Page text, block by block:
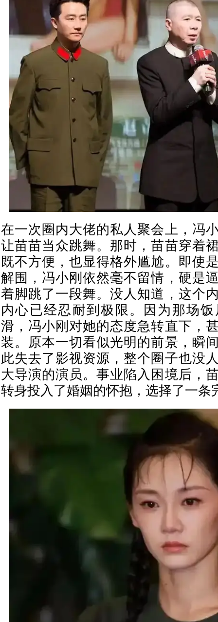
在一次圈内大佬的私人聚会上，冯
让苗苗当众跳舞。那时，苗苗穿着
既不方便，也显得格外尴尬。即使
解围，冯小刚依然毫不留情，硬是
着脚跳了一段舞。没人知道，这个
内心已经忍耐到极限。因为那场
滑，冯小刚对她的态度急转直下，
装。原本一切看似光明的前景，瞬
此失去了影视资源，整个圈子也没
大导演的演员。事业陷入困境后，
转身投入了婚姻的怀抱，选择了一条